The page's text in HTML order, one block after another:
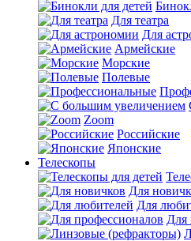
Для театра
Для
Армейские
Морские
Полевые
Zoom
Российские
Японские
Телескопы
Для
Для
Для